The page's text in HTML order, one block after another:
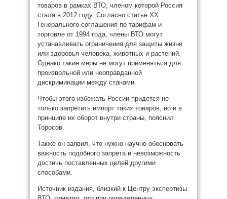
товаров в рамках ВТО, членом которой Россия
стала в 2012 году. Согласно статье XX
Генерального соглашения по тарифам и
торговле от 1994 года, члены ВТО могут
устанавливать ограничения для защиты жизни
или здоровья человека, животных и растений.
Однако такие меры не могут применяться для
произвольной или неоправданной
дискриминации между станами.
Чтобы этого избежать России придется не
только запретить импорт таких товаров, но и в
принципе их оборот внутри страны, пояснил
Торосов.
Также он заявил, что нужно научно обосновать
важность подобного запрета и невозможность
достичь поставленных целей другими
способами.
Источник издания, близкий к Центру экспертизы